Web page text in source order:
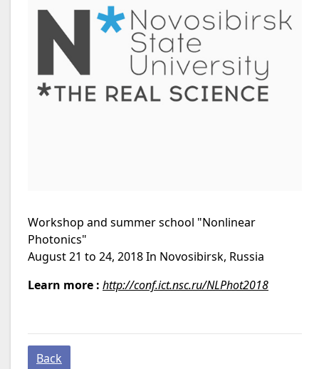
Workshop and summer school "Nonlinear
Photonics"
August 21 to 24, 2018 In Novosibirsk, Russia
Learn more : http://conf.ict.nsc.ru/NLPhot2018
Back